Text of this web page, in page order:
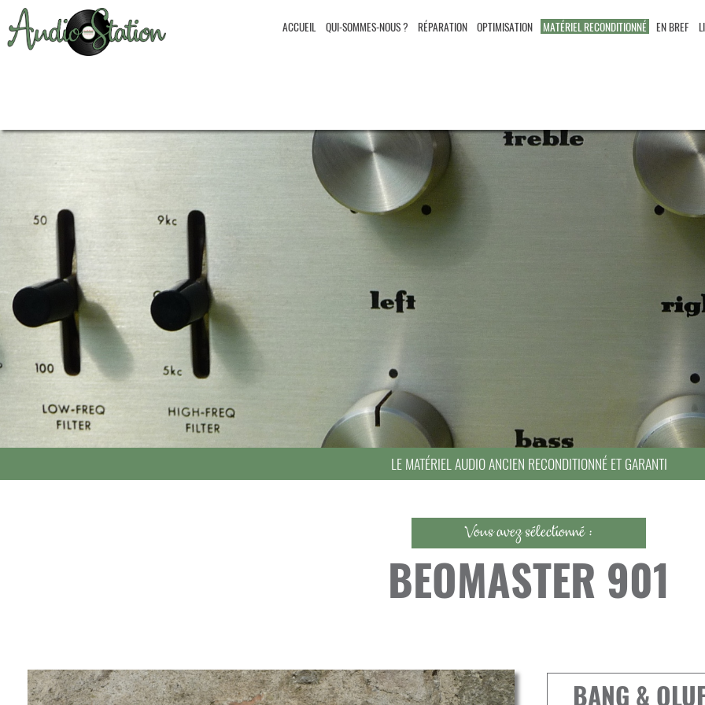
ACCUEIL QUI-SOMMES-NOUS ? RÉPARATION OPTIMISATION MATÉRIEL RECONDITIONNÉ EN BREF
LE MATÉRIEL AUDIO ANCIEN RECONDITIONNÉ ET GARANTI
Vous avez sélectionné :
BEOMASTER 901
BANG &